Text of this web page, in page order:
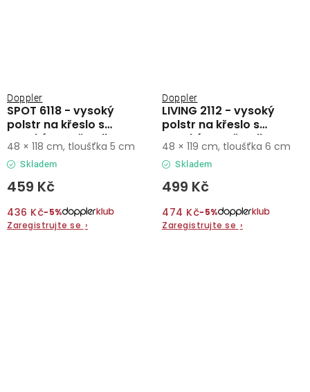
SPOT 6118 - vysoký
polstr na křeslo s
vysokým opěradlem
Doppler
Skladem
459 Kč
436 Kč−5%
Zaregistrujte se ›
48 × 118 cm, tloušťka 5 cm
LIVING 2112 - vysoký
polstr na křeslo s
vysokým opěradlem
Doppler
Skladem
499 Kč
474 Kč−5%
Zaregistrujte se ›
48 × 119 cm, tloušťka 6 cm